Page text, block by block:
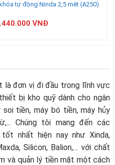
tự động Ninda 2,5 mét (A250)
VNĐ
là đơn vị đi đầu trong lĩnh vực
bị kho quỹ dành cho ngân
tiền, máy bó tiền, máy hủy
Chúng tôi mang đến các
nhất hiện nay như Xinda,
Silicon, Balion,... với chất
và quản lý tiền mặt một cách